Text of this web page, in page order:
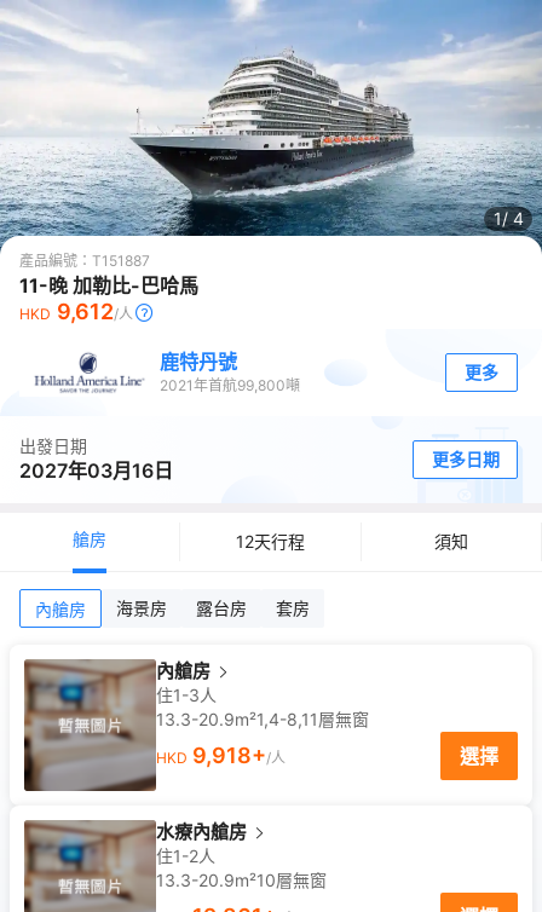
1/4
產品編號： T151887
11-晚 加勒比-巴哈馬
HKD 9,612/人
鹿特丹號
2021年首航99,800噸
更多
出發日期
2027年03月16日 更多日期
艙房 12天行程 須知
內艙房 海景房 露台房 套房
內艙房
住1-3人
13.3-20.9m²1,4-8,11層無窗
HKD 9,918+/人 選擇
水療內艙房
住1-2人
13.3-20.9m²10層無窗